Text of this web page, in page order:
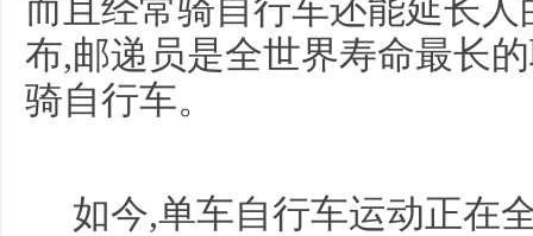
而且经常骑自行车还能延长
布,邮递员是全世界寿命最长
骑自行车。
如今,单车自行车运动正在